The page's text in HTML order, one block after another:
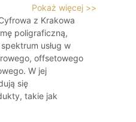
Pokaż więcej >>
z Krakowa
poligraficzną,
usług w
offsetowego
W jej
się
takie jak